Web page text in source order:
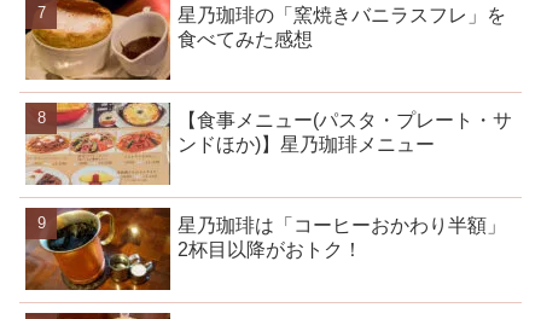
星乃珈琲の「窯焼きバニラスフレ」を
食べてみた感想
【食事メニュー(パスタ・プレート・サ
ンドほか)】星乃珈琲メニュー
星乃珈琲は「コーヒーおかわり半額」
2杯目以降がおトク！